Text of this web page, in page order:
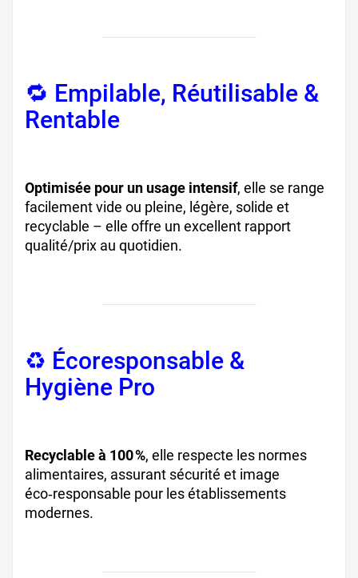
🔁 Empilable, Réutilisable &
Rentable
Optimisée pour un usage intensif, elle se range
facilement vide ou pleine, légère, solide et
recyclable – elle offre un excellent rapport
qualité/prix au quotidien.
♻️ Écoresponsable &
Hygiène Pro
Recyclable à 100 %, elle respecte les normes
alimentaires, assurant sécurité et image
éco‑responsable pour les établissements
modernes.